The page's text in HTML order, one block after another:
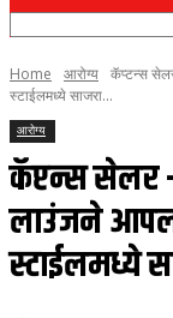
Home आरोग्य कॅप्टन्स
स्टाईलमध्ये साजरा...
आरोग्य
कॅप्टन्स सेलर
लाउंजने
स्टाईलमध्ये